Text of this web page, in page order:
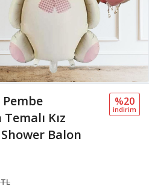
Kız
Balon
%20
i̇ndi̇ri̇m